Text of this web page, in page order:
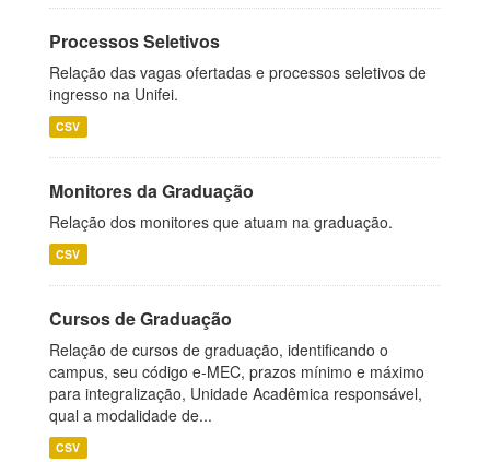
Processos Seletivos
Relação das vagas ofertadas e processos seletivos de
ingresso na Unifei.
CSV
Monitores da Graduação
Relação dos monitores que atuam na graduação.
CSV
Cursos de Graduação
Relação de cursos de graduação, identificando o
campus, seu código e-MEC, prazos mínimo e máximo
para integralização, Unidade Acadêmica responsável,
qual a modalidade de...
CSV